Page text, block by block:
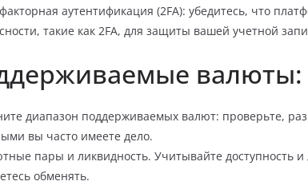
аутентификация (2FA): убедитесь, что
такие как 2FA, для защиты вашей учетной
валюты:
диапазон поддерживаемых валют: проверьте,
вы часто имеете дело.
пары и ликвидность. Учитывайте доступность
обменять.